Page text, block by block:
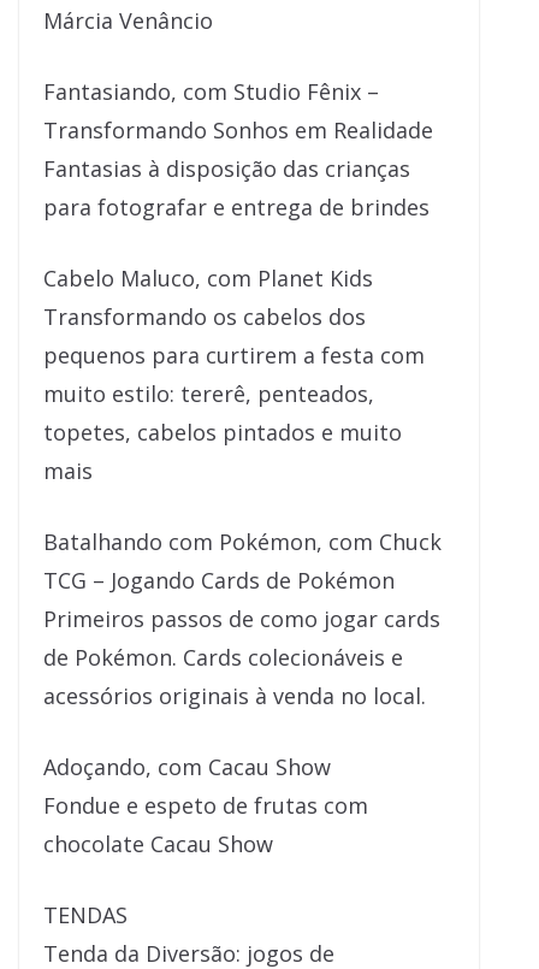
Márcia Venâncio
Fantasiando, com Studio Fênix –
Transformando Sonhos em Realidade
Fantasias à disposição das crianças
para fotografar e entrega de brindes
Cabelo Maluco, com Planet Kids
Transformando os cabelos dos
pequenos para curtirem a festa com
muito estilo: tererê, penteados,
topetes, cabelos pintados e muito
mais
Batalhando com Pokémon, com Chuck
TCG – Jogando Cards de Pokémon
Primeiros passos de como jogar cards
de Pokémon. Cards colecionáveis e
acessórios originais à venda no local.
Adoçando, com Cacau Show
Fondue e espeto de frutas com
chocolate Cacau Show
TENDAS
Tenda da Diversão: jogos de